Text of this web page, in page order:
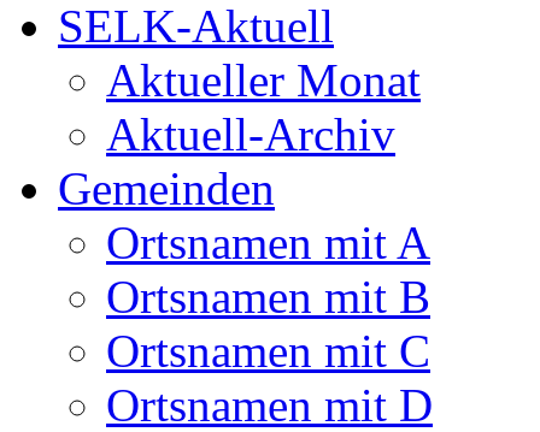
SELK-Aktuell
Aktueller Monat
Aktuell-Archiv
Gemeinden
Ortsnamen mit A
Ortsnamen mit B
Ortsnamen mit C
Ortsnamen mit D